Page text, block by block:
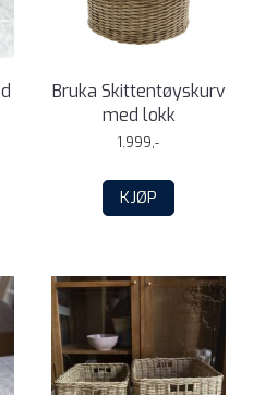
Bruka Skittentøyskurv
med lokk
1.999,-
KJØP